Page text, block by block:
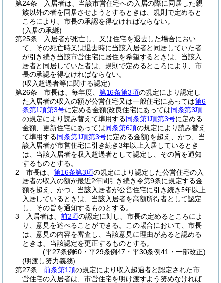
第24条
入居者は、当該市営住宅への入居の際に同居した親
族以外の者を同居させようとするときは、規則で定めると
ころにより、市長の承認を得なければならない。
(入居の承継)
第25条
入居者が死亡し、又は住宅を退去した場合におい
て、その死亡時又は退去時に当該入居者と同居していた者
が引き続き当該市営住宅に居住を希望するときは、当該入
居者と同居していた者は、規則で定めるところにより、市
長の承認を得なければならない。
(収入超過者等に関する認定)
第26条
市長は、毎年度、 第16条第3項の規定により認定し
た入居者の収入の額が公営住宅又は一般住宅にあっては第6
条第1項第3号に定める金額(改良住宅にあっては同条第3項
の規定により読み替えて準用する同条第1項第3号に定める
金額、更新住宅にあっては同条第6項の規定により読み替え
て準用する同条第1項第3号に定める金額)を超え、かつ、当
該入居者が市営住宅に引き続き3年以上入居しているとき
は、当該入居者を収入超過者として認定し、その旨を通知
するものとする。
2
市長は、 第16条第3項の規定により認定した公営住宅の入
居者の収入の額が最近2年間引き続き令第9条に規定する金
額を超え、かつ、当該入居者が公営住宅に引き続き5年以上
入居しているときは、当該入居者を高額所得者として認定
し、その旨を通知するものとする。
3
入居者は、 前2項の認定に対し、市長の定めるところによ
り、意見を述べることができる。
この場合において、市長
は、意見の内容を審査し、当該意見に理由があると認める
ときは、当該認定を更正するものとする。
(平27条例60・平29条例47・平30条例41・一部改正)
(明渡し努力義務)
第27条
前条第1項の規定により収入超過者と認定された市
営住宅の入居者は、市営住宅を明け渡すよう努めなければ